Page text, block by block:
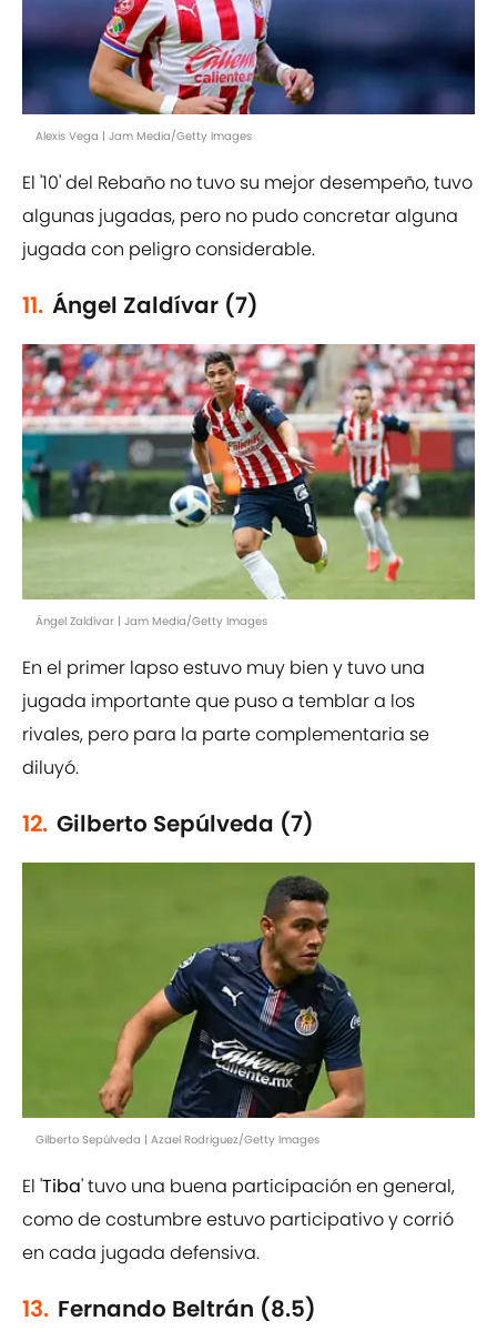
Alexis Vega | Jam Media/Getty Images
El '10' del Rebaño no tuvo su mejor desempeño, tuvo
algunas jugadas, pero no pudo concretar alguna
jugada con peligro considerable.
11. Ángel Zaldívar (7)
Ángel Zaldívar | Jam Media/Getty Images
En el primer lapso estuvo muy bien y tuvo una
jugada importante que puso a temblar a los
rivales, pero para la parte complementaria se
diluyó.
12. Gilberto Sepúlveda (7)
Gilberto Sepúlveda | Azael Rodriguez/Getty Images
El 'Tiba' tuvo una buena participación en general,
como de costumbre estuvo participativo y corrió
en cada jugada defensiva.
13. Fernando Beltrán (8.5)